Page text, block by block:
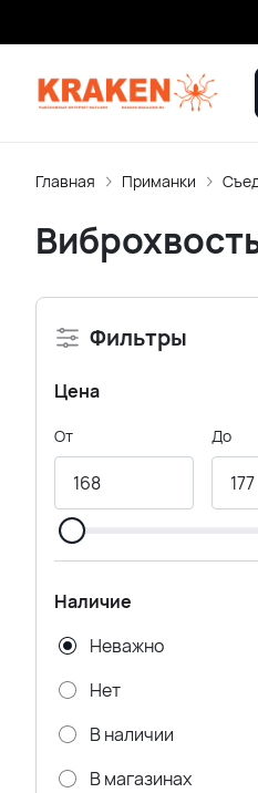
Главная Приманки
Фильтры
Цена
От До
Наличие
Неважно
Нет
В наличии
В магазинах